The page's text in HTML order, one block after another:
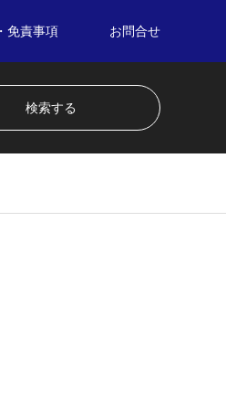
免責事項 お問合せ